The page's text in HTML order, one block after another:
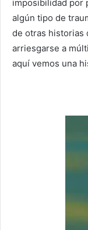
imposibilidad por
algún tipo de
de otras historias
arriesgarse a
aquí vemos una